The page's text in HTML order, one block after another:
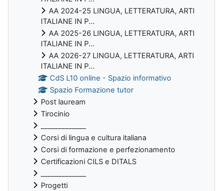
AA 2024-25 LINGUA, LETTERATURA, ARTI
ITALIANE IN P...
AA 2025-26 LINGUA, LETTERATURA, ARTI
ITALIANE IN P...
AA 2026-27 LINGUA, LETTERATURA, ARTI
ITALIANE IN P...
CdS L10 online - Spazio informativo
Spazio Formazione tutor
Post lauream
Tirocinio
Corsi di lingua e cultura italiana
Corsi di formazione e perfezionamento
Certificazioni CILS e DITALS
Progetti